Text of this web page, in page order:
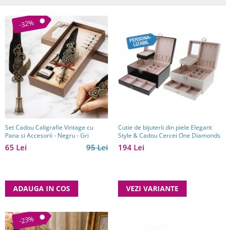
-32%
Set Cadou Caligrafie Vintage cu
Pana si Accesorii - Negru - Gri
95 Lei
65 Lei
ADAUGA IN COS
Cutie de bijuterii din piele Elegant
Style & Cadou Cercei One Diamonds
194 Lei
VEZI VARIANTE
-23%